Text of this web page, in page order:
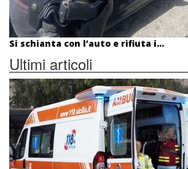
Si schianta con l’auto e rifiuta i...
Ultimi articoli